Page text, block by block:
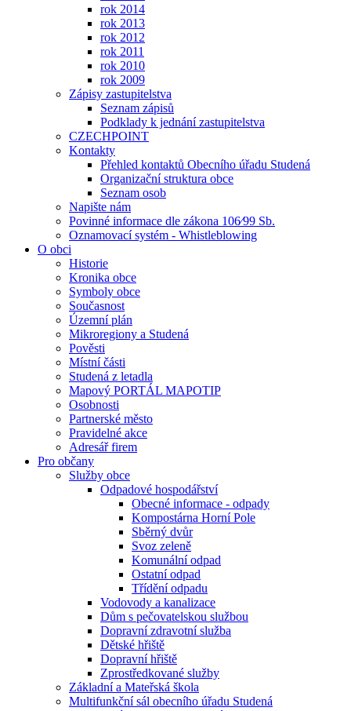
rok 2014
rok 2013
rok 2012
rok 2011
rok 2010
rok 2009
Zápisy zastupitelstva
Seznam zápisů
Podklady k jednání zastupitelstva
CZECHPOINT
Kontakty
Přehled kontaktů Obecního úřadu Studená
Organizační struktura obce
Seznam osob
Napište nám
Povinné informace dle zákona 106⁄99 Sb.
Oznamovací systém - Whistleblowing
O obci
Historie
Kronika obce
Symboly obce
Současnost
Územní plán
Mikroregiony a Studená
Pověsti
Místní části
Studená z letadla
Mapový PORTÁL MAPOTIP
Osobnosti
Partnerské město
Pravidelné akce
Adresář firem
Pro občany
Služby obce
Odpadové hospodářství
Obecné informace - odpady
Kompostárna Horní Pole
Sběrný dvůr
Svoz zeleně
Komunální odpad
Ostatní odpad
Třídění odpadu
Vodovody a kanalizace
Dům s pečovatelskou službou
Dopravní zdravotní služba
Dětské hřiště
Dopravní hřiště
Zprostředkované služby
Základní a Mateřská škola
Multifunkční sál obecního úřadu Studená